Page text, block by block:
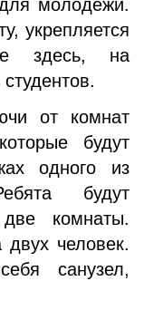
молодежи.
укрепляется
здесь, на
от комнат
будут
одного из
будут
комнаты.
двух человек.
санузел,